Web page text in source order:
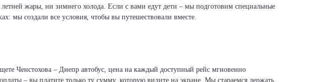
жары, ни зимнего холода. Если с вами едут дети – мы подготовим специальные
мы создали все условия, чтобы вы путешествовали вместе.
Ченстохова – Днепр автобус, цена на каждый доступный рейс мгновенно
– вы платите только ту сумму, которую видите на экране. Мы стараемся держать